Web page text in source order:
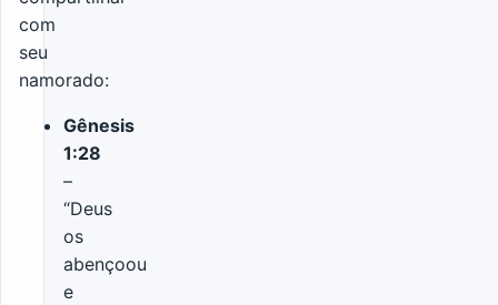
com
seu
namorado:
Gênesis
1:28
–
“Deus
os
abençoou
e